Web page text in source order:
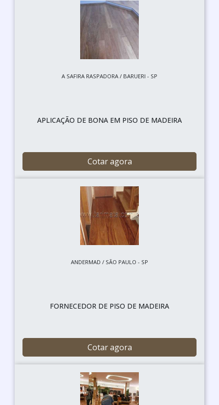
A SAFIRA RASPADORA / BARUERI - SP
APLICAÇÃO DE BONA EM PISO DE MADEIRA
Cotar agora
ANDERMAD / SÃO PAULO - SP
FORNECEDOR DE PISO DE MADEIRA
Cotar agora